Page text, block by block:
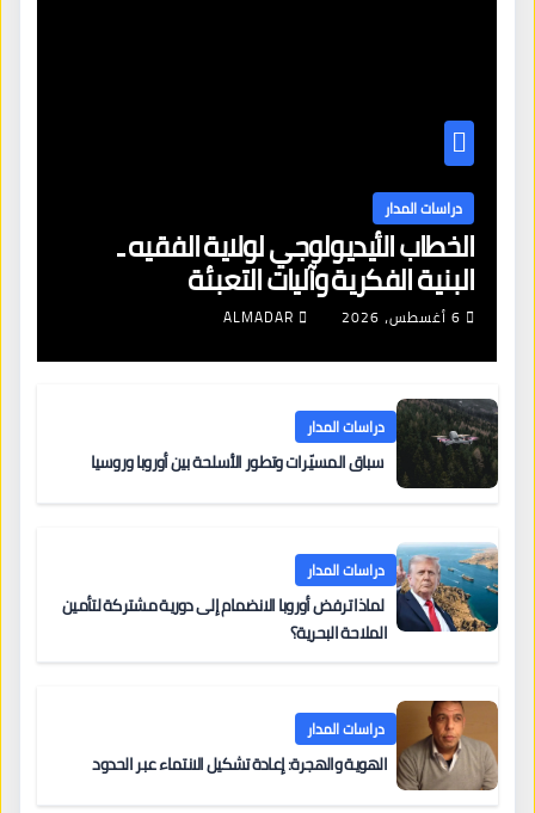
دراسات المدار
الخطاب الأيديولوجي لولاية الفقيه ـ
البنية الفكرية وآليات التعبئة
6 أغسطس، 2026 ALMADAR
دراسات المدار
سباق المسيّرات وتطور الأسلحة بين أوروبا وروسيا
دراسات المدار
لماذا ترفض أوروبا الانضمام إلى دورية مشتركة لتأمين
الملاحة البحرية؟
دراسات المدار
الهوية والهجرة: إعادة تشكيل الانتماء عبر الحدود